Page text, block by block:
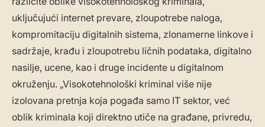
uključujući internet prevare, zloupotrebe naloga,
kompromitaciju digitalnih sistema, zlonamerne linkove i
sadržaje, krađu i zloupotrebu ličnih podataka, digitalno
nasilje, ucene, kao i druge incidente u digitalnom
okruženju. „Visokotehnološki kriminal više nije
izolovana pretnja koja pogađa samo IT sektor, već
oblik kriminala koji direktno utiče na građane, privredu,